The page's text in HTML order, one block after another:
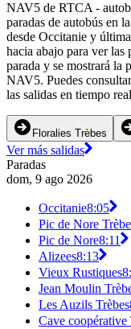
NAV5 de RTCA -
paradas de autobús en
desde Occitanie y
hacia abajo para ver
parada y se mostrará la
NAV5. Puedes
las salidas en tiempo real
Floralies Trèbes
Ver más salidas
Paradas
dom, 9 ago 2026
Occitanie8:05
Pic de Nore
Pic de Nore8:11
Alizees8:13
Vieux Rustiques
Jean Moulin
Les Auzils Trèbes
Cave coopérative